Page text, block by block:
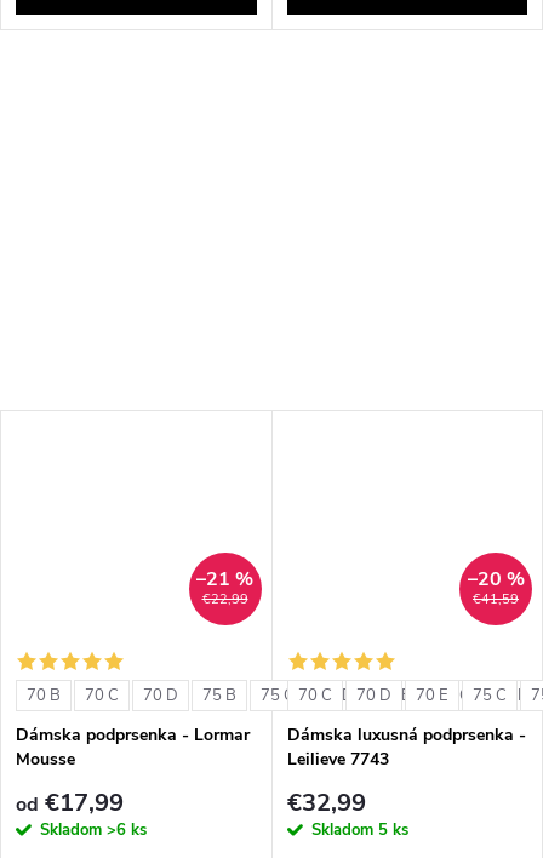
€22,99
–21 %
70 B 70 C 70 D 75 B 75 C 75 D 80 B 80 C 80 D
Dámska podprsenka - Lormar
Mousse
od €17,99
Skladom >6 ks
€41,59
–20 %
70 C 70 D 70 E 75 C
Dámska luxusná podprsenka -
Leilieve 7743
€32,99
Skladom 5 ks